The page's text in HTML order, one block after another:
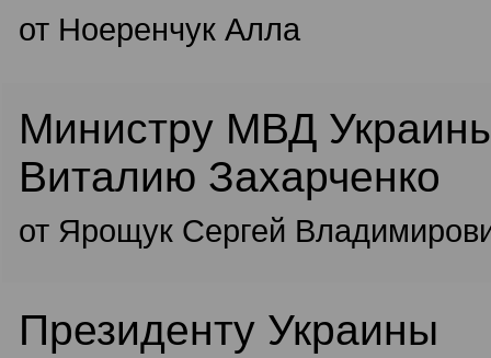
от Ноеренчук Алла
Министру МВД
Виталию Захарченко
от Ярощук Сергей
Президенту Украины